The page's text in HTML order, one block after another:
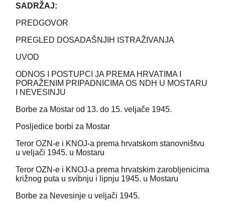
SADRŽAJ:
PREDGOVOR
PREGLED DOSADAŠNJIH ISTRAŽIVANJA
UVOD
ODNOS I POSTUPCI JA PREMA HRVATIMA I
PORAŽENIM PRIPADNICIMA OS NDH U MOSTARU
I NEVESINJU
Borbe za Mostar od 13. do 15. veljače 1945.
Posljedice borbi za Mostar
Teror OZN-e i KNOJ-a prema hrvatskom stanovništvu
u veljači 1945. u Mostaru
Teror OZN-e i KNOJ-a prema hrvatskim zarobljenicima
križnog puta u svibnju i lipnju 1945. u Mostaru
Borbe za Nevesinje u veljači 1945.